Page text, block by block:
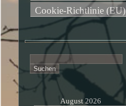
Cookie-Richtlinie (EU)
nach:
August 2026